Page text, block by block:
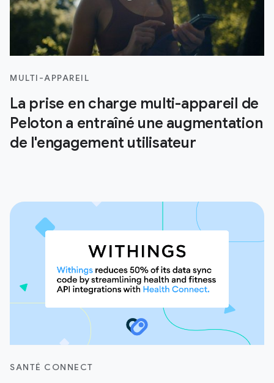
MULTI-APPAREIL
La prise en charge multi-appareil de
Peloton a entraîné une augmentation
de l'engagement utilisateur
SANTÉ CONNECT